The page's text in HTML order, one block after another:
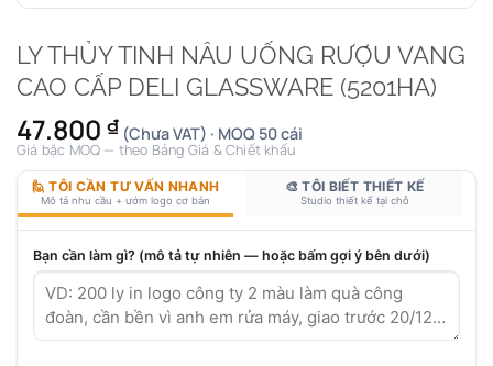
LY THỦY TINH NÂU UỐNG RƯỢU VANG
CAO CẤP DELI GLASSWARE (5201HA)
47.800 ₫ (Chưa VAT) · MOQ 50 cái
Giá bậc MOQ — theo Bảng Giá & Chiết khấu
🙋 TÔI CẦN TƯ VẤN NHANH
Mô tả nhu cầu + ướm logo cơ bản
🎨 TÔI BIẾT THIẾT KẾ
Studio thiết kế tại chỗ
Bạn cần làm gì? (mô tả tự nhiên — hoặc bấm gợi ý bên dưới)